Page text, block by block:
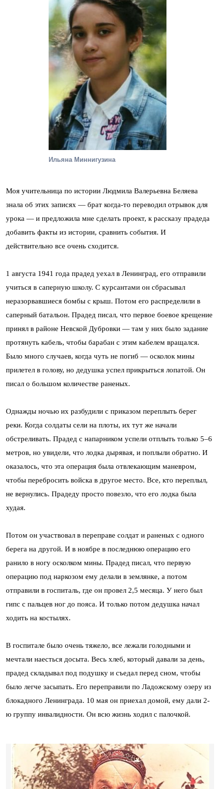
Ильяна Миннигузина
Моя учительница по истории Людмила Валерьевна Беляева
знала об этих записях — брат когда-то переводил отрывок для
урока — и предложила мне сделать проект, к рассказу прадеда
добавить факты из истории, сравнить события. И
действительно все очень сходится.
1 августа 1941 года прадед уехал в Ленинград, его отправили
учиться в саперную школу. С курсантами он сбрасывал
неразорвавшиеся бомбы с крыш. Потом его распределили в
саперный батальон. Прадед писал, что первое боевое крещение
принял в районе Невской Дубровки — там у них было задание
протянуть кабель, чтобы барабан с этим кабелем вращался.
Было много случаев, когда чуть не погиб — осколок мины
прилетел в голову, но дедушка успел прикрыться лопатой. Он
писал о большом количестве раненых.
Однажды ночью их разбудили с приказом переплыть берег
реки. Когда солдаты сели на плоты, их тут же начали
обстреливать. Прадед с напарником успели отплыть только 5–6
метров, но увидели, что лодка дырявая, и поплыли обратно. И
оказалось, что эта операция была отвлекающим маневром,
чтобы перебросить войска в другое место. Все, кто переплыл,
не вернулись. Прадеду просто повезло, что его лодка была
худая.
Потом он участвовал в переправе солдат и раненых с одного
берега на другой. И в ноябре в последнюю операцию его
ранило в ногу осколком мины. Прадед писал, что первую
операцию под наркозом ему делали в землянке, а потом
отправили в госпиталь, где он провел 2,5 месяца. У него был
гипс с пальцев ног до пояса. И только потом дедушка начал
ходить на костылях.
В госпитале было очень тяжело, все лежали голодными и
мечтали наесться досыта. Весь хлеб, который давали за день,
прадед складывал под подушку и съедал перед сном, чтобы
было легче засыпать. Его переправили по Ладожскому озеру из
блокадного Ленинграда. 10 мая он приехал домой, ему дали 2-
ю группу инвалидности. Он всю жизнь ходил с палочкой.